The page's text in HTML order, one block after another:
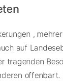
,
auf
tragenden